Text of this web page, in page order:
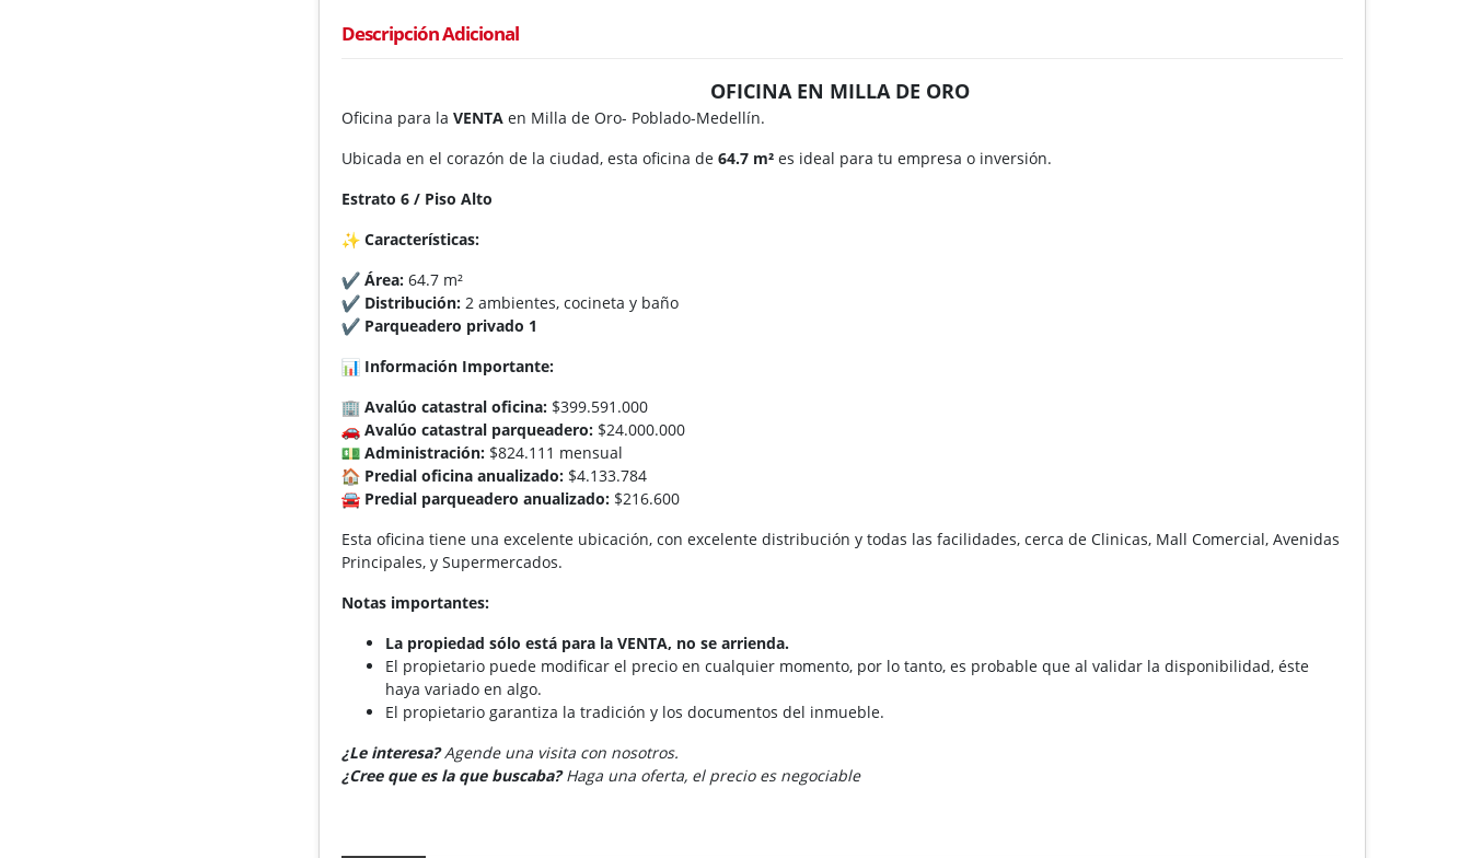
Descripción Adicional
OFICINA EN MILLA DE ORO
Oficina para laVENTA en Milla de Oro- Poblado-Medellín.
Ubicada en el corazón de la ciudad, esta oficina de64.7 m² es ideal para tu empresa o inversión.
Estrato 6​ / Piso Alto
​Características:
Área: 64.7 m²
Distribución: 2 ambientes, cocineta y baño
Parqueadero privado​ 1
Información ​​Importante:
Avalúo catastral oficina: $399.591.000
Avalúo catastral parqueadero: $24.000.000
Administración: $824.111 mensual
Predial oficina anualizado: $4.133.784
Predial parqueadero anualizado: $216.600
​Esta oficina ​t​iene una excelente ubicación, con excelente distribución y todas las facilidades​, cerca de Clinicas, Mall Comercial, Avenidas
Principales, y Supermercados.
Notas importantes:
La propiedad sólo está para la VENTA, no se arrienda.
El propietario puede modificar el precio en cualquier momento, por lo tanto, es probable que al validar la disponibilidad, éste
haya variado en algo.
El propietario garantiza la tradición y los documentos del inmueble.
¿Le interesa?Agende una visita con nosotros.
¿Cree que es la que buscaba?Haga una oferta, el precio es negociable